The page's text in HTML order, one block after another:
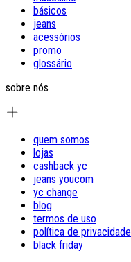
básicos
jeans
acessórios
promo
glossário
sobre nós
quem somos
lojas
cashback yc
jeans youcom
yc change
blog
termos de uso
política de privacidade
black friday